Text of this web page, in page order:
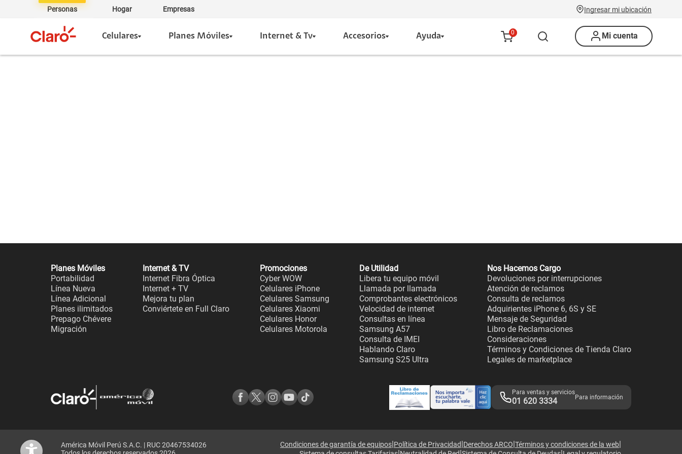
Personas Hogar Empresas Ingresar mi ubicación
Celulares Planes Móviles Internet & Tv Accesorios Ayuda 0 Mi cuenta
Planes Móviles
Portabilidad
Línea Nueva
Línea Adicional
Planes ilimitados
Prepago Chévere
Migración
Internet & TV
Internet Fibra Óptica
Internet + TV
Mejora tu plan
Conviértete en Full Claro
Promociones
Cyber WOW
Celulares iPhone
Celulares Samsung
Celulares Xiaomi
Celulares Honor
Celulares Motorola
De Utilidad
Libera tu equipo móvil
Llamada por llamada
Comprobantes electrónicos
Velocidad de internet
Consultas en línea
Samsung A57
Consulta de IMEI
Hablando Claro
Samsung S25 Ultra
Nos Hacemos Cargo
Devoluciones por interrupciones
Atención de reclamos
Consulta de reclamos
Adquirientes iPhone 6, 6S y SE
Mensaje de Seguridad
Libro de Reclamaciones
Consideraciones
Términos y Condiciones de Tienda Claro
Legales de marketplace
Para ventas y servicios
01 620 3334 Para información
América Móvil Perú S.A.C. | RUC 20467534026
Condiciones de garantía de equipos|Política de Privacidad|Derechos ARCO|Términos y condiciones de la web|